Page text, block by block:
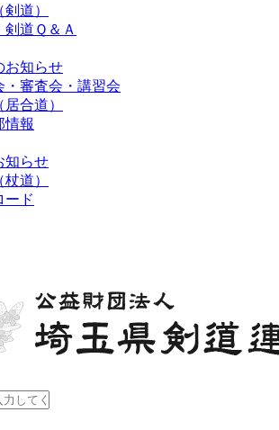
道）
道Ｑ＆Ａ
お知らせ
・審査会・講習会
合道）
情報
知らせ
道）
ード